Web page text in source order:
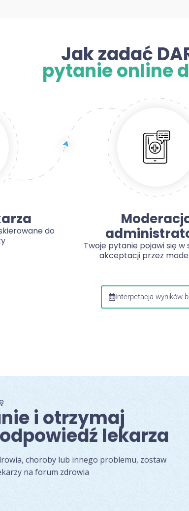
Jak zadać
pytanie online
do
Twoje pytanie pojawi się w
akceptacji przez
Interpetacja wyników
i otrzymaj
lekarza
choroby lub innego problemu, zostaw
na forum zdrowia